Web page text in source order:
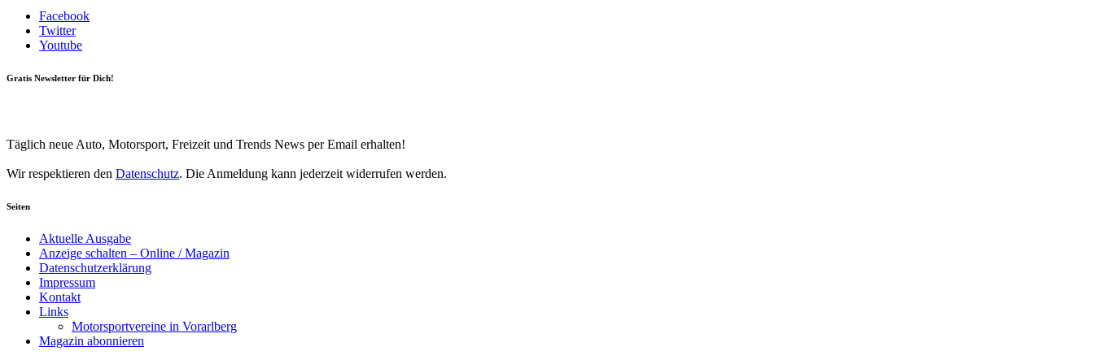
Facebook
Twitter
Youtube
Gratis Newsletter für Dich!
Täglich neue Auto, Motorsport, Freizeit und Trends News per Email erhalten!
Wir respektieren den Datenschutz. Die Anmeldung kann jederzeit widerrufen werden.
Seiten
Aktuelle Ausgabe
Anzeige schalten – Online / Magazin
Datenschutzerklärung
Impressum
Kontakt
Links
Motorsportvereine in Vorarlberg
Magazin abonnieren